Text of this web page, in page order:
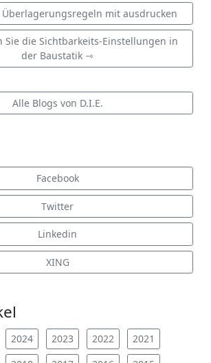
mit ausdrucken
Sie die Sichtbarkeits-Einstellungen in
der Baustatik ⇾
Alle Blogs von D.I.E.
Facebook
Twitter
Linkedin
XING
2024 2023 2022
2021